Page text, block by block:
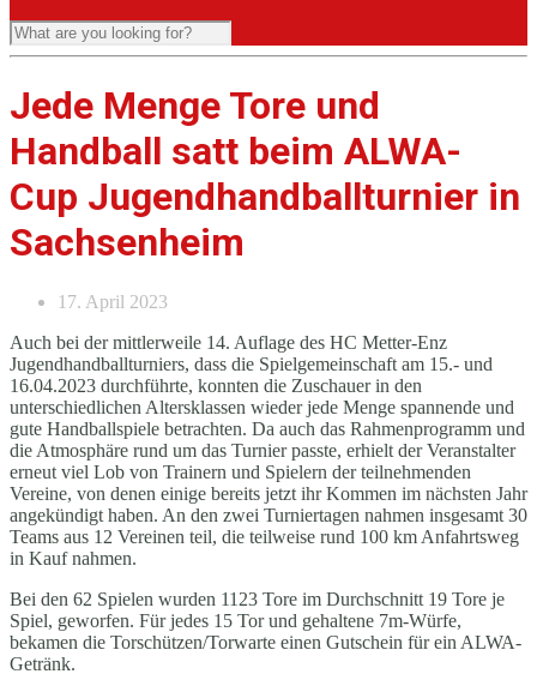
Jede Menge Tore und
Handball satt beim ALWA-
Cup Jugendhandballturnier in
Sachsenheim
17. April 2023
Auch bei der mittlerweile 14. Auflage des HC Metter-Enz
Jugendhandballturniers, dass die Spielgemeinschaft am 15.- und
16.04.2023 durchführte, konnten die Zuschauer in den
unterschiedlichen Altersklassen wieder jede Menge spannende und
gute Handballspiele betrachten. Da auch das Rahmenprogramm und
die Atmosphäre rund um das Turnier passte, erhielt der Veranstalter
erneut viel Lob von Trainern und Spielern der teilnehmenden
Vereine, von denen einige bereits jetzt ihr Kommen im nächsten Jahr
angekündigt haben. An den zwei Turniertagen nahmen insgesamt 30
Teams aus 12 Vereinen teil, die teilweise rund 100 km Anfahrtsweg
in Kauf nahmen.
Bei den 62 Spielen wurden 1123 Tore im Durchschnitt 19 Tore je
Spiel, geworfen. Für jedes 15 Tor und gehaltene 7m-Würfe,
bekamen die Torschützen/Torwarte einen Gutschein für ein ALWA-
Getränk.